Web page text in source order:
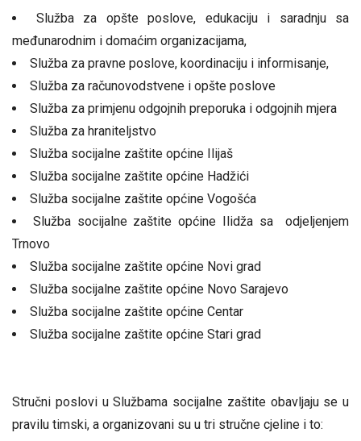
Služba za opšte poslove, edukaciju i saradnju sa
međunarodnim i domaćim organizacijama,
Služba za pravne poslove, koordinaciju i informisanje,
Služba za računovodstvene i opšte poslove
Služba za primjenu odgojnih preporuka i odgojnih mjera
Služba za hraniteljstvo
Služba socijalne zaštite općine Ilijaš
Služba socijalne zaštite općine Hadžići
Služba socijalne zaštite općine Vogošća
Služba socijalne zaštite općine Ilidža sa odjeljenjem
Trnovo
Služba socijalne zaštite općine Novi grad
Služba socijalne zaštite općine Novo Sarajevo
Služba socijalne zaštite općine Centar
Služba socijalne zaštite općine Stari grad
Stručni poslovi u Službama socijalne zaštite obavljaju se u
pravilu timski, a organizovani su u tri stručne cjeline i to: